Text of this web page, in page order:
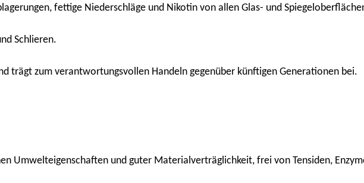
fettige Niederschläge und Nikotin von allen Glas- und
Schlieren.
trägt zum verantwortungsvollen Handeln gegenüber künftigen Generationen bei.
Umwelteigenschaften und guter Materialverträglichkeit, frei von Tensiden,